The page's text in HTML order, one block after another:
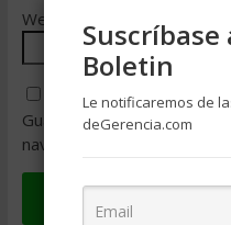
Web
Guarda mi nombre, correo
navegador para la próxima
Boletin
Le notificaremos de
deGerencia.com